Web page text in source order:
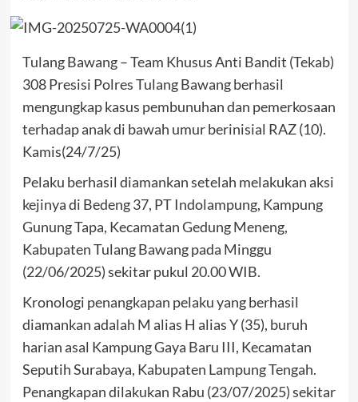
Tulang Bawang – Team Khusus Anti Bandit (Tekab)
308 Presisi Polres Tulang Bawang berhasil
mengungkap kasus pembunuhan dan pemerkosaan
terhadap anak di bawah umur berinisial RAZ (10).
Kamis(24/7/25)
Pelaku berhasil diamankan setelah melakukan aksi
kejinya di Bedeng 37, PT Indolampung, Kampung
Gunung Tapa, Kecamatan Gedung Meneng,
Kabupaten Tulang Bawang pada Minggu
(22/06/2025) sekitar pukul 20.00 WIB.
Kronologi penangkapan pelaku yang berhasil
diamankan adalah M alias H alias Y (35), buruh
harian asal Kampung Gaya Baru III, Kecamatan
Seputih Surabaya, Kabupaten Lampung Tengah.
Penangkapan dilakukan Rabu (23/07/2025) sekitar